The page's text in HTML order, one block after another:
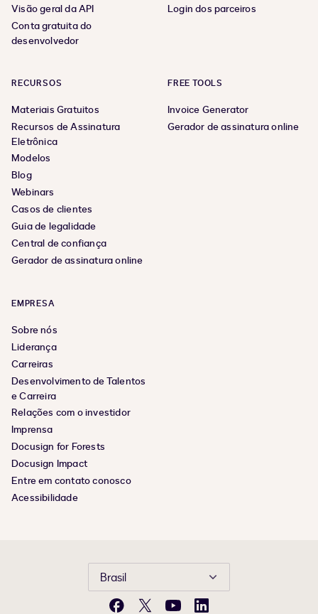
Visão geral da API
Conta gratuita do
desenvolvedor
Login dos parceiros
RECURSOS
Materiais Gratuitos
Recursos de Assinatura
Eletrônica
Modelos
Blog
Webinars
Casos de clientes
Guia de legalidade
Central de confiança
Gerador de assinatura online
FREE TOOLS
Invoice Generator
Gerador de assinatura online
EMPRESA
Sobre nós
Liderança
Carreiras
Desenvolvimento de Talentos
e Carreira
Relações com o investidor
Imprensa
Docusign for Forests
Docusign Impact
Entre em contato conosco
Acessibilidade
Brasil